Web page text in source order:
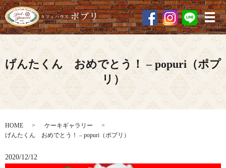
メ
げんたくん おめでとう！ – popuri（ポプ
リ）
HOME
ケーキギャラリー
げんたくん おめでとう！ – popuri（ポプリ）
2020/12/12